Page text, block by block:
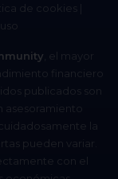
de cookies
, el mayor
financiero
publicados son
la
pueden variar.
con el